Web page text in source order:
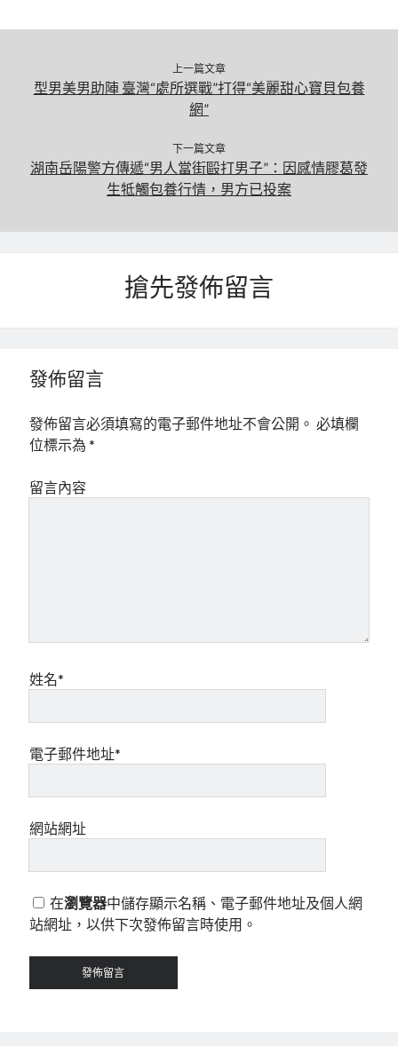
上一篇文章
型男美男助陣 臺灣“處所選戰”打得“美麗甜心寶貝包養
網”
下一篇文章
湖南岳陽警方傳遞“男人當街毆打男子”：因感情膠葛發
生牴觸包養行情，男方已投案
搶先發佈留言
發佈留言
發佈留言必須填寫的電子郵件地址不會公開。 必填欄
位標示為*
留言內容
姓名*
電子郵件地址*
網站網址
在瀏覽器中儲存顯示名稱、電子郵件地址及個人網
站網址，以供下次發佈留言時使用。